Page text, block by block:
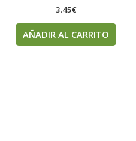
3.45€
AÑADIR AL CARRITO